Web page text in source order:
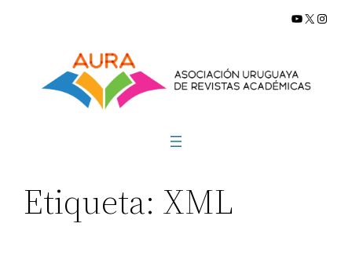
contenido
YouTube
X
Etiqueta: XML